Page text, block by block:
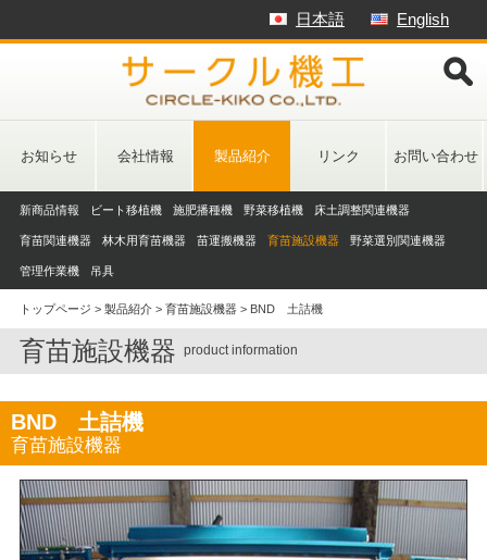
Skip
to
content
English
日本語
お知らせ 会社情報 製品紹介 リンク お問い合わせ
新商品情報 ビート移植機 施肥播種機 野菜移植機 床土調整関連機器
育苗関連機器 林木用育苗機器 苗運搬機器 育苗施設機器 野菜選別関連機器
管理作業機 吊具
トップページ > 製品紹介> 育苗施設機器> BND 土詰機
育苗施設機器 product information
BND 土詰機
育苗施設機器